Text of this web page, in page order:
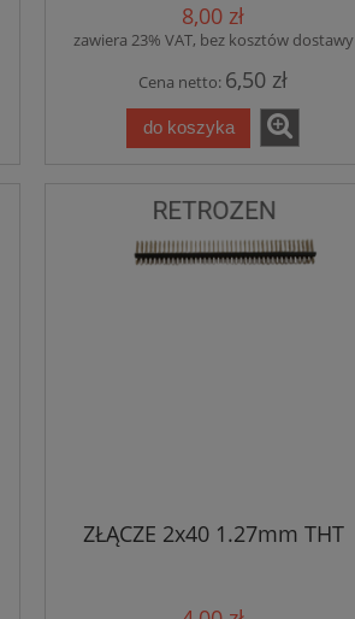
8,00 zł
zawiera 23% VAT, bez kosztów dostawy
Cena netto: 6,50 zł
do koszyka
ZŁĄCZE 2x40 1.27mm THT